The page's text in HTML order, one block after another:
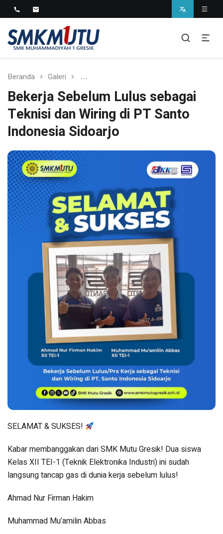
SMK Muhammadiyah 1
Gresik
Beranda Galeri Bekerja Sebelum Lulus sebagai
Bekerja Sebelum Lulus sebagai
Teknisi dan Wiring di PT Santo
Indonesia Sidoarjo
SELAMAT & SUKSES!
Kabar membanggakan dari SMK Mutu Gresik! Dua siswa
Kelas XII TEI-1 (Teknik Elektronika Industri) ini sudah
langsung tancap gas di dunia kerja sebelum lulus!
Ahmad Nur Firman Hakim
Muhammad Mu’amilin Abbas